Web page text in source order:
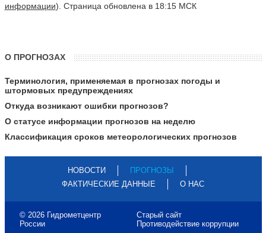
информации). Страница обновлена в 18:15 МСК
О ПРОГНОЗАХ
Терминология, применяемая в прогнозах погоды и
штормовых предупреждениях
Откуда возникают ошибки прогнозов?
О статусе информации прогнозов на неделю
Классификация сроков метеорологических прогнозов
НОВОСТИ
ПРОГНОЗЫ
ФАКТИЧЕСКИЕ ДАННЫЕ
О НАС
© 2026 Гидрометцентр
России
Старый сайт
Противодействие коррупции